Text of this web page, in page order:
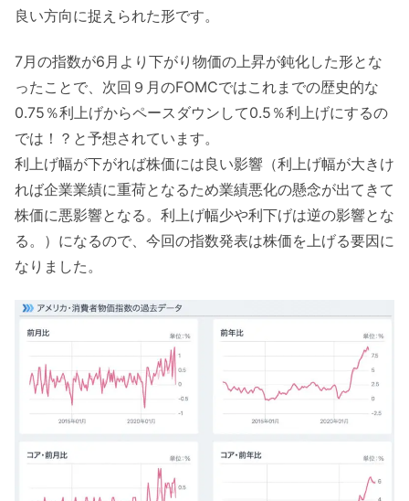
良い方向に捉えられた形です。
7月の指数が6月より下がり物価の上昇が鈍化した形とな
ったことで、次回９月のFOMCではこれまでの歴史的な
0.75％利上げからペースダウンして0.5％利上げにするの
では！？と予想されています。
利上げ幅が下がれば株価には良い影響（利上げ幅が大きけ
れば企業業績に重荷となるため業績悪化の懸念が出てきて
株価に悪影響となる。利上げ幅少や利下げは逆の影響とな
る。）になるので、今回の指数発表は株価を上げる要因に
なりました。